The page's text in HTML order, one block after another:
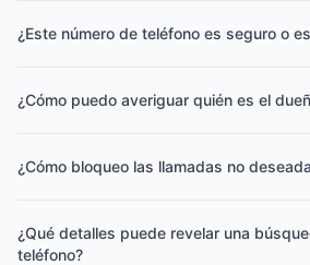
¿Este número de teléfono es seguro o
¿Cómo puedo averiguar quién es el
¿Cómo bloqueo las llamadas no
¿Qué detalles puede revelar una
teléfono?